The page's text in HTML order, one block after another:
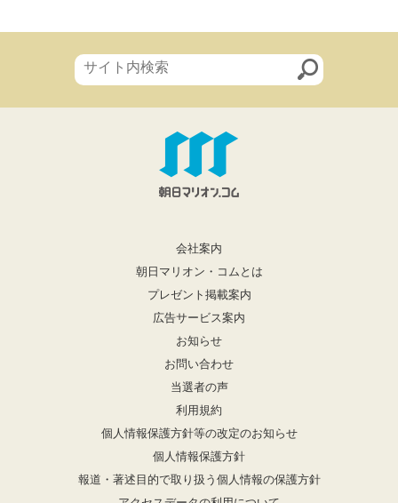
会社案内
朝日マリオン・コムとは
プレゼント掲載案内
広告サービス案内
お知らせ
お問い合わせ
当選者の声
利用規約
個人情報保護方針等の改定のお知らせ
個人情報保護方針
報道・著述目的で取り扱う個人情報の保護方針